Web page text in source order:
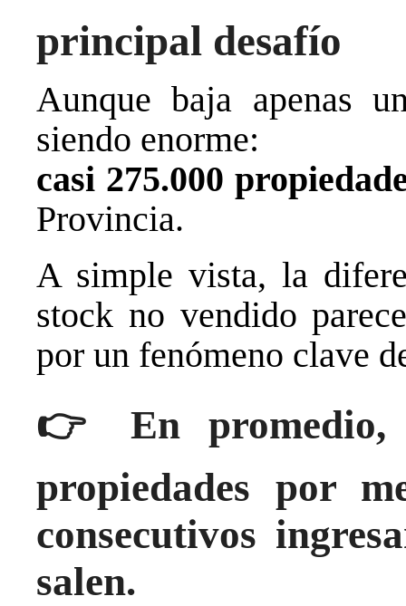
principal desafío
Aunque baja apenas
siendo enorme:
casi 275.000
Provincia.
A simple vista, la
stock no vendido
por un fenómeno clave
👉En promedio,
propiedades por
consecutivos
salen.